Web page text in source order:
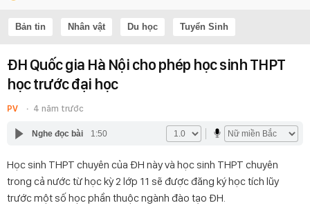
Bản tin Nhân vật Du học Tuyển Sinh
ĐH Quốc gia Hà Nội cho phép học sinh THPT
học trước đại học
PV 4 năm trước
Nghe đọc bài 1:50
Học sinh THPT chuyên của ĐH này và học sinh THPT chuyên
trong cả nước từ học kỳ 2 lớp 11 sẽ được đăng ký học tích lũy
trước một số học phần thuộc ngành đào tạo ĐH.